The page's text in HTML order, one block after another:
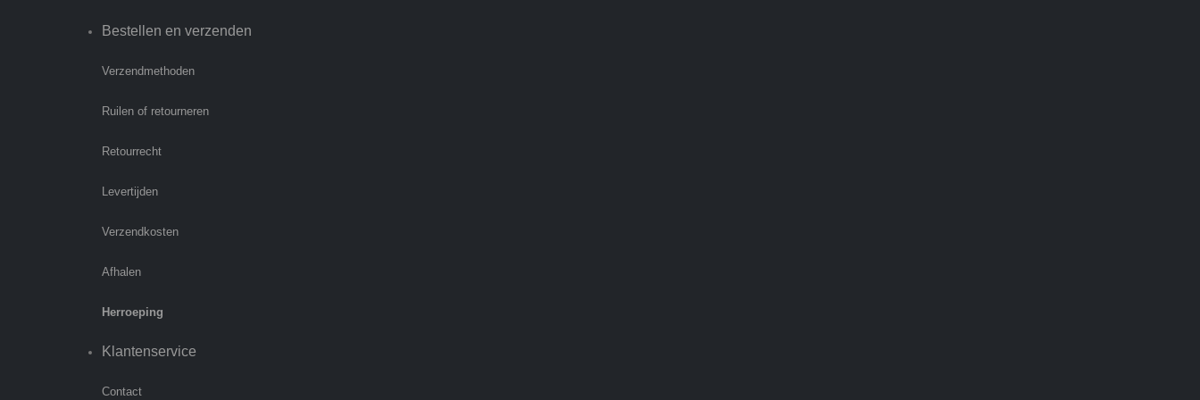
Bestellen en verzenden
Verzendmethoden
Ruilen of retourneren
Retourrecht
Levertijden
Verzendkosten
Afhalen
Herroeping
Klantenservice
Contact